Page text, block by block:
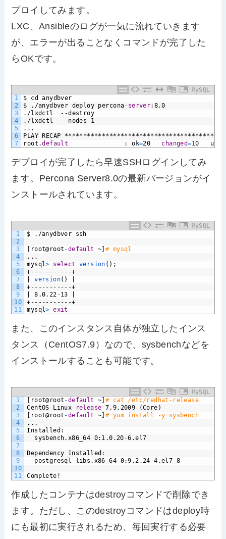
プロイしてみます。
LXC、Ansibleのログが一気に流れていきます
が、エラーが出ることなくコマンドが完了した
らOKです。
MySQL
1
2
3
4
5
6
7
$ cd
anydbver
$
./anydbver deploy percona- server:8.0
./lxdctl
--destroy
./lxdctl
--nodes
1
...
PLAY
RECAP
root.default : ok=20 changed=10
デプロイが完了したら早速SSHログインしてみ
ます。Percona Server8.0の最新バージョンがイ
ンストールされています。
MySQL
1
2
3
4
5
6
7
8
9
10
11
$ ./anydbver ssh
[root@root -default ~] # mysql
...
mysql> select version ();
+-----------+
version()
+-----------+
8.0.22 -13
+-----------+
mysql> exit
また、このインスタンス自体が独立したインス
タンス（CentOS7.9）なので、sysbenchなどを
インストールすることも可能です。
MySQL
1
2
3
4
5
6
7
8
9
10
11
[root@root -default ~] # cat /etc/redhat-release
CentOS
Linux release 7.9.2009
(Core)
[root@root -default ~] # yum install -y sysbench
...
Installed:
sysbench.x86_64 0:1.0.20 -6.el7
Dependency
Installed:
postgresql - libs.x86_64 0:9.2.24 -4.el7_8
Complete!
作成したコンテナはdestroyコマンドで削除でき
ます。ただし、このdestroyコマンドはdeploy時
にも最初に実行されるため、毎回実行する必要